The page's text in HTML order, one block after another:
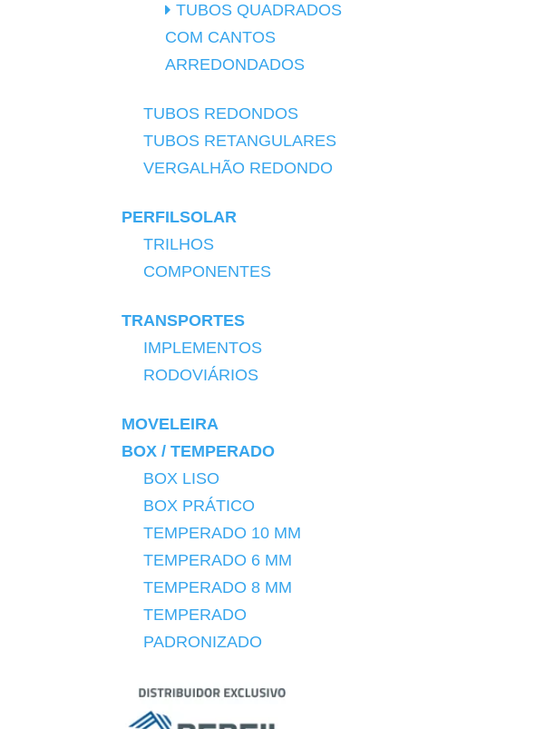
TUBOS QUADRADOS
COM CANTOS
ARREDONDADOS
TUBOS REDONDOS
TUBOS RETANGULARES
VERGALHÃO REDONDO
PERFILSOLAR
TRILHOS
COMPONENTES
TRANSPORTES
IMPLEMENTOS
RODOVIÁRIOS
MOVELEIRA
BOX / TEMPERADO
BOX LISO
BOX PRÁTICO
TEMPERADO 10 MM
TEMPERADO 6 MM
TEMPERADO 8 MM
TEMPERADO
PADRONIZADO
DIVERSOS
DIVISÓRIAS